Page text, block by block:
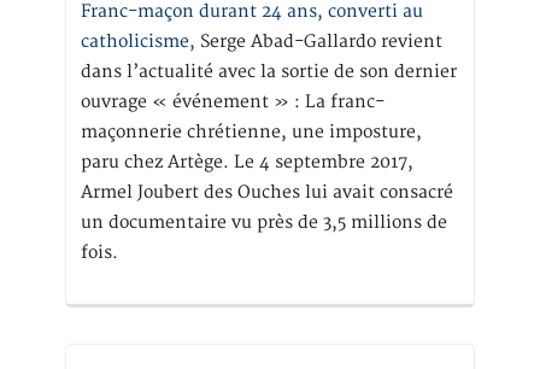
Franc-maçon durant 24 ans, converti au
catholicisme, Serge Abad-Gallardo revient
dans l’actualité avec la sortie de son dernier
ouvrage « événement » : La franc-
maçonnerie chrétienne, une imposture,
paru chez Artège. Le 4 septembre 2017,
Armel Joubert des Ouches lui avait consacré
un documentaire vu près de 3,5 millions de
fois.